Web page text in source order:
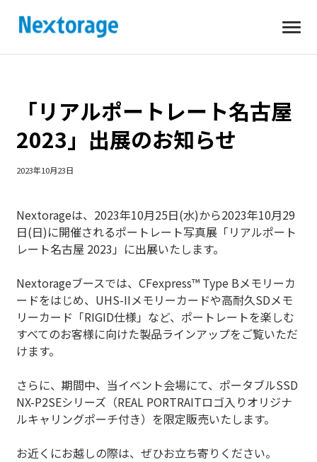
く
「リアルポートレート名古屋
2023」出展のお知らせ
2023年10月23日
Nextorageは、2023年10月25日(水)から2023年10月29
日(日)に開催されるポートレート写真展「リアルポート
レート名古屋 2023」に出展いたします。
Nextorageブースでは、CFexpress™ Type Bメモリーカ
ードをはじめ、UHS-IIメモリーカードや高耐久SDメモ
リーカード「RIGID仕様」など、ポートレートを楽しむ
すべてのお客様に向けた製品ラインアップをご覧いただ
けます。
さらに、期間中、当イベント会場にて、ポータブルSSD
NX-P2SEシリーズ（REAL PORTRAITロゴ入りオリジナ
ルキャリングポーチ付き）を限定販売いたします。
お近くにお越しの際は、ぜひお立ち寄りください。